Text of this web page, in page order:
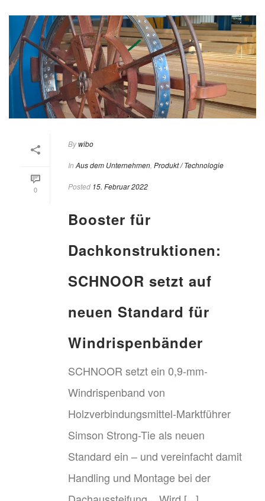
0
Bywibo
In Aus dem Unternehmen, Produkt / Technologie
Posted 15. Februar 2022
Booster für
Dachkonstruktionen:
SCHNOOR setzt auf
neuen Standard für
Windrispenbänder
SCHNOOR setzt ein 0,9-mm-
Windrispenband von
Holzverbindungsmittel-Marktführer
Simson Strong-Tie als neuen
Standard ein – und vereinfacht damit
Handling und Montage bei der